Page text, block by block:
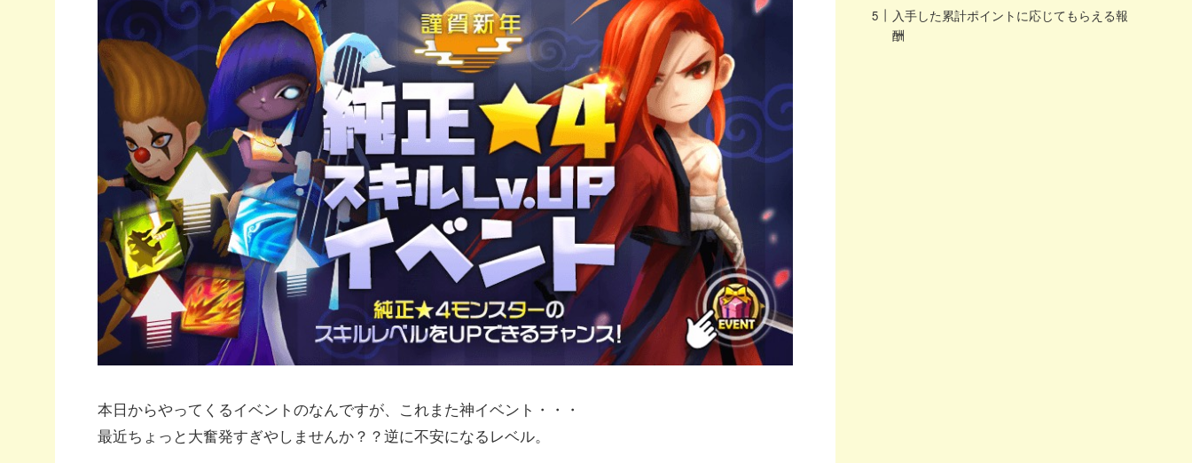
本日からやってくるイベントのなんですが、これまた神イベント・・・
最近ちょっと大奮発すぎやしませんか？？逆に不安になるレベル。
入手した累計ポイントに応じてもらえる報
酬